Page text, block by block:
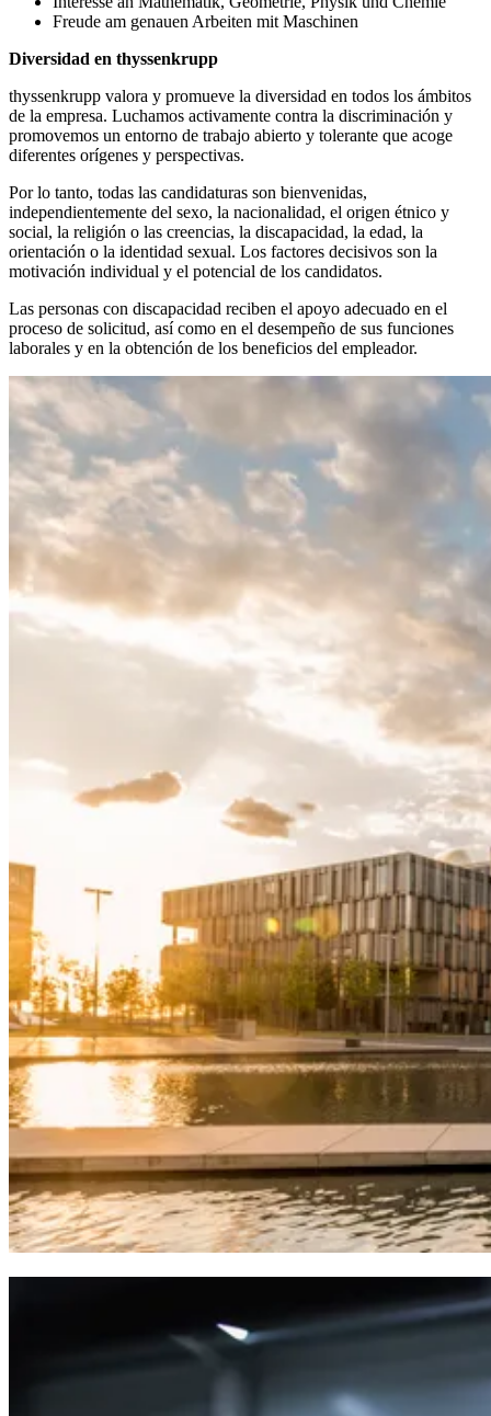
Freude am genauen Arbeiten mit Maschinen
Diversidad en thyssenkrupp
thyssenkrupp valora y promueve la diversidad en todos los ámbitos
de la empresa. Luchamos activamente contra la discriminación y
promovemos un entorno de trabajo abierto y tolerante que acoge
diferentes orígenes y perspectivas.
Por lo tanto, todas las candidaturas son bienvenidas,
independientemente del sexo, la nacionalidad, el origen étnico y
social, la religión o las creencias, la discapacidad, la edad, la
orientación o la identidad sexual. Los factores decisivos son la
motivación individual y el potencial de los candidatos.
Las personas con discapacidad reciben el apoyo adecuado en el
proceso de solicitud, así como en el desempeño de sus funciones
laborales y en la obtención de los beneficios del empleador.